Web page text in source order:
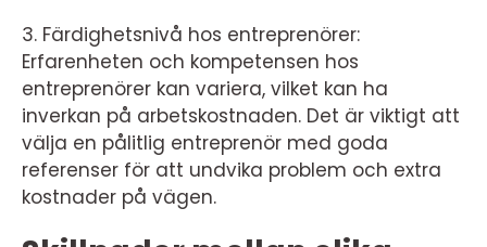
3. Färdighetsnivå hos entreprenörer:
Erfarenheten och kompetensen hos
entreprenörer kan variera, vilket kan ha
inverkan på arbetskostnaden. Det är viktigt att
välja en pålitlig entreprenör med goda
referenser för att undvika problem och extra
kostnader på vägen.